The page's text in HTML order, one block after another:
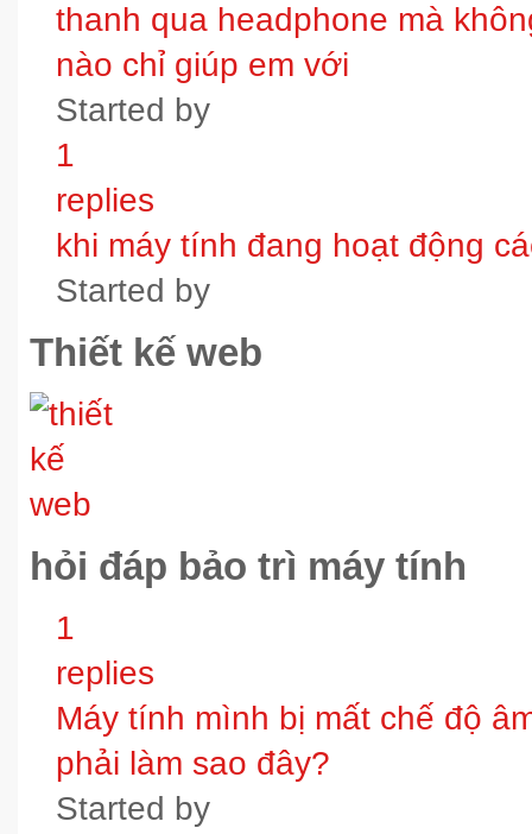
thanh qua headphone mà
nào chỉ giúp em với
Started by
1
replies
khi máy tính đang hoạt động
Started by
Thiết kế web
hỏi đáp bảo trì máy tính
1
replies
Máy tính mình bị mất chế độ
phải làm sao đây?
Started by